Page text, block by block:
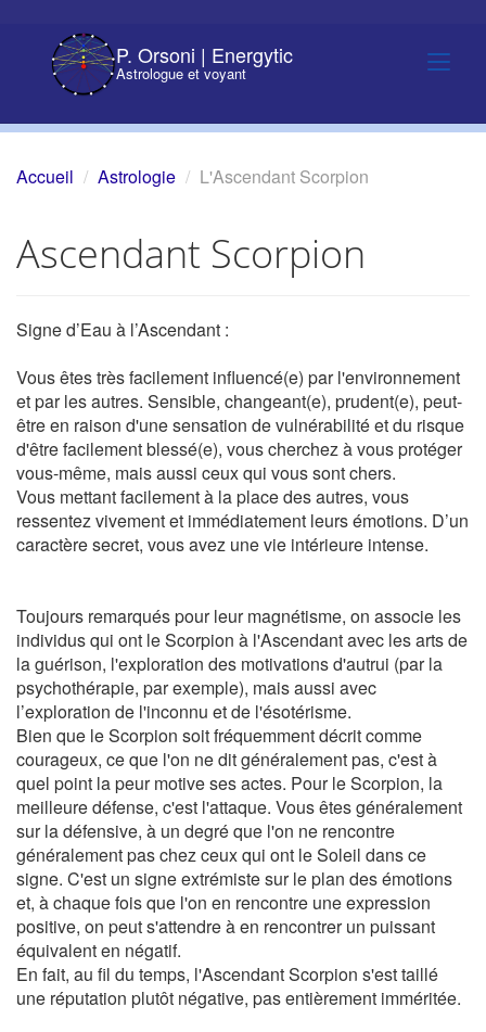
P. Orsoni | Energytic
Astrologue et voyant
Accueil Astrologie L'Ascendant Scorpion
Ascendant Scorpion
Signe d’Eau à l’Ascendant :
Vous êtes très facilement influencé(e) par l'environnement
et par les autres. Sensible, changeant(e), prudent(e), peut-
être en raison d'une sensation de vulnérabilité et du risque
d'être facilement blessé(e), vous cherchez à vous protéger
vous-même, mais aussi ceux qui vous sont chers.
Vous mettant facilement à la place des autres, vous
ressentez vivement et immédiatement leurs émotions. D’un
caractère secret, vous avez une vie intérieure intense.
Toujours remarqués pour leur magnétisme, on associe les
individus qui ont le Scorpion à l'Ascendant avec les arts de
la guérison, l'exploration des motivations d'autrui (par la
psychothérapie, par exemple), mais aussi avec
l’exploration de l'inconnu et de l'ésotérisme.
Bien que le Scorpion soit fréquemment décrit comme
courageux, ce que l'on ne dit généralement pas, c'est à
quel point la peur motive ses actes. Pour le Scorpion, la
meilleure défense, c'est l'attaque. Vous êtes généralement
sur la défensive, à un degré que l'on ne rencontre
généralement pas chez ceux qui ont le Soleil dans ce
signe. C'est un signe extrémiste sur le plan des émotions
et, à chaque fois que l'on en rencontre une expression
positive, on peut s'attendre à en rencontrer un puissant
équivalent en négatif.
En fait, au fil du temps, l'Ascendant Scorpion s'est taillé
une réputation plutôt négative, pas entièrement imméritée.